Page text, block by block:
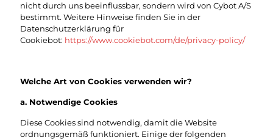
nicht durch uns beeinflussbar, sondern wird von Cybot A/S
bestimmt. Weitere Hinweise finden Sie in der
Datenschutzerklärung für
Cookiebot: https://www.cookiebot.com/de/privacy-policy/
Welche Art von Cookies verwenden wir?
​a. Notwendige Cookies
Diese Cookies sind notwendig, damit die Website
ordnungsgemäß funktioniert. Einige der folgenden